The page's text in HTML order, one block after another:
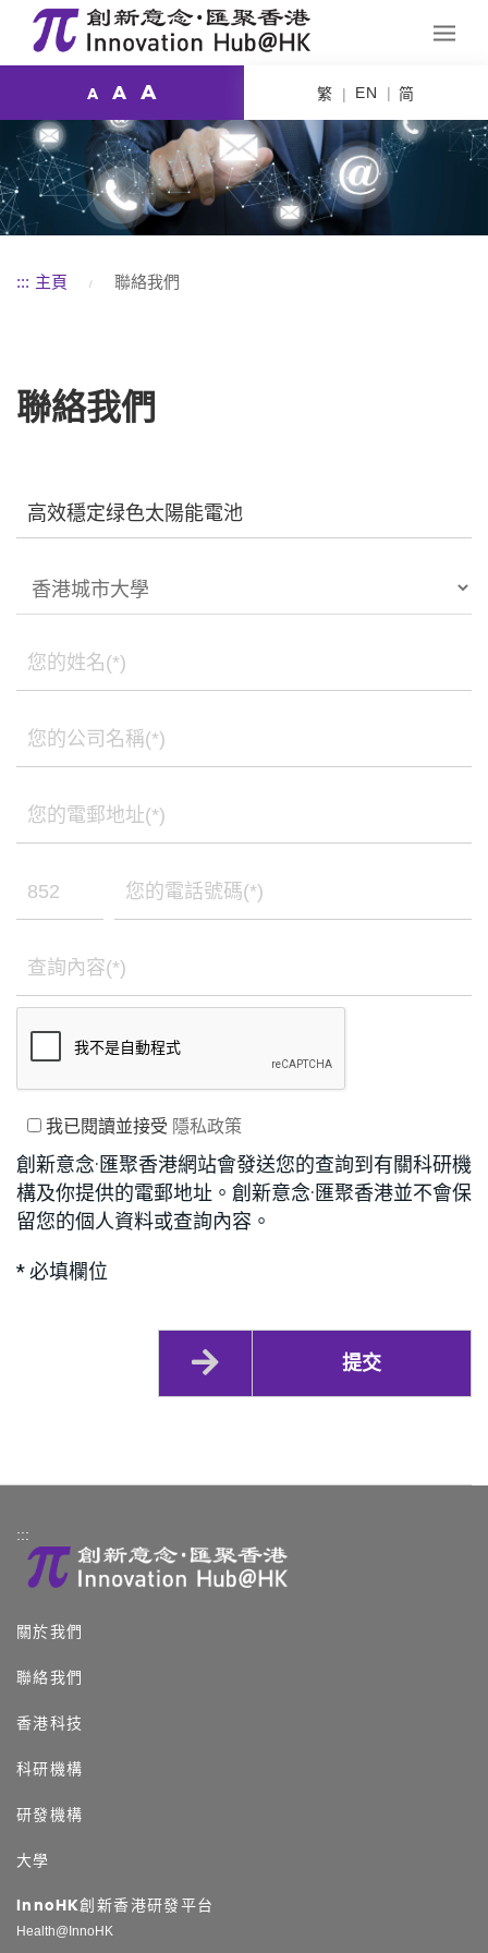
A A A 繁 EN 简
::: 主頁 聯絡我們
聯絡我們
我已閱讀並接受 隱私政策
創新意念·匯聚香港網站會發送您的查詢到有關科研機
構及你提供的電郵地址。創新意念·匯聚香港並不會保
留您的個人資料或查詢內容。
* 必填欄位
提交
:::
關於我們
聯絡我們
香港科技
科研機構
研發機構
大學
InnoHK創新香港研發平台
Health@InnoHK